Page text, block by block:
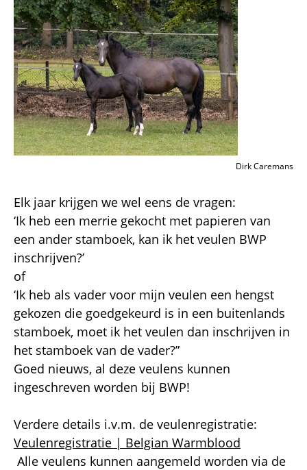
Dirk Caremans
Elk jaar krijgen we wel eens de vragen:
‘Ik heb een merrie gekocht met papieren van
een ander stamboek, kan ik het veulen BWP
inschrijven?’
of
‘Ik heb als vader voor mijn veulen een hengst
gekozen die goedgekeurd is in een buitenlands
stamboek, moet ik het veulen dan inschrijven in
het stamboek van de vader?”
Goed nieuws, al deze veulens kunnen
ingeschreven worden bij BWP!
Verdere details i.v.m. de veulenregistratie:
Veulenregistratie | Belgian Warmblood
Alle veulens kunnen aangemeld worden via de